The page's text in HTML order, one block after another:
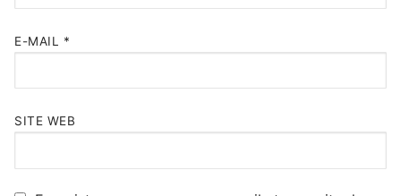
E-MAIL *
SITE WEB